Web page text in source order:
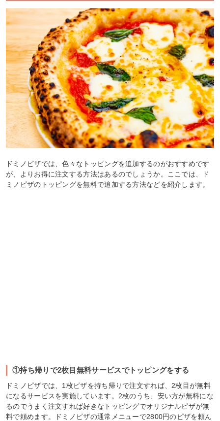
ドミノピザでは、色々なトッピングを追加するのがおすすめです
が、よりお得に注文する方法はあるのでしょうか。ここでは、ド
ミノピザのトッピングを無料で追加する方法などを紹介します。
①持ち帰りで2枚目無料サービスでトッピングをする
ドミノピザでは、1枚ピザを持ち帰りで注文すれば、2枚目が無料
になるサービスを実施しています。2枚のうち、安い方が無料にな
るのでうまく注文すれば好きなトッピングでオリジナルピザが無
料で頼めます。ドミノピザの通常メニューで2800円のピザを頼ん